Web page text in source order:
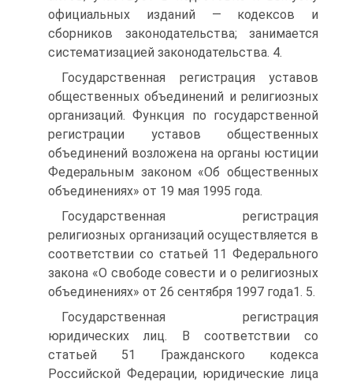
официальных изданий — кодексов и
сборников законодательства; занимается
систематизацией законодательства. 4.
Государственная регистрация уставов
общественных объединений и религиозных
организаций. Функция по государственной
регистрации уставов общественных
объединений возложена на органы юстиции
Федеральным законом «Об общественных
объединениях» от 19 мая 1995 года.
Государственная регистрация
религиозных организаций осуществляется в
соответствии со статьей 11 Федерального
закона «О свободе совести и о религиозных
объединениях» от 26 сентября 1997 года1. 5.
Государственная регистрация
юридических лиц. В соответствии со
статьей 51 Гражданского кодекса
Российской Федерации, юридические лица